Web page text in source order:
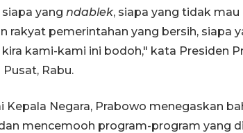
yang ndablek, siapa yang tidak
rakyat pemerintahan yang bersih, siapa
kira kami-kami ini bodoh," kata Presiden
Rabu.
Kepala Negara, Prabowo menegaskan
mencemooh program-program yang